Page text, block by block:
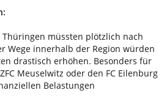
Thüringen müssten plötzlich nach
Wege innerhalb der Region würden
drastisch erhöhen. Besonders für
Meuselwitz oder den FC Eilenburg
Belastungen